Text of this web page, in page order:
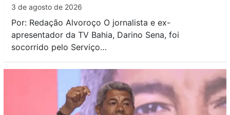
3 de agosto de 2026
Por: Redação Alvoroço O jornalista e ex-
apresentador da TV Bahia, Darino Sena, foi
socorrido pelo Serviço…